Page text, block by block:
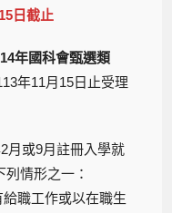
日截止
年國科會甄選類
年11月15日止受理
月或9月註冊入學就
情形之一：
職工作或以在職生